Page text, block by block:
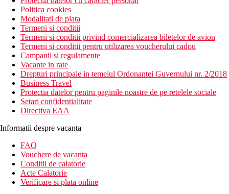
Politica cookies
Modalitati de plata
Termeni si conditii
Termeni si conditii privind comercializarea biletelor de avion
Termeni si conditii pentru utilizarea voucherului cadou
Campanii si regulamente
Vacante in rate
Drepturi principale in temeiul Ordonantei Guvernului nr. 2/2018
Business Travel
Protectia datelor pentru paginile noastre de pe retelele sociale
Setari confidentialitate
Directiva EAA
Informatii despre vacanta
FAQ
Vouchere de vacanta
Conditii de calatorie
Acte Calatorie
Verificare si plata online